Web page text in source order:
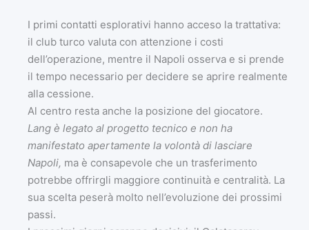
I primi contatti esplorativi hanno acceso la trattativa:
il club turco valuta con attenzione i costi
dell’operazione, mentre il Napoli osserva e si prende
il tempo necessario per decidere se aprire realmente
alla cessione.
Al centro resta anche la posizione del giocatore.
Lang è legato al progetto tecnico e non ha
manifestato apertamente la volontà di lasciare
Napoli, ma è consapevole che un trasferimento
potrebbe offrirgli maggiore continuità e centralità. La
sua scelta peserà molto nell’evoluzione dei prossimi
passi.